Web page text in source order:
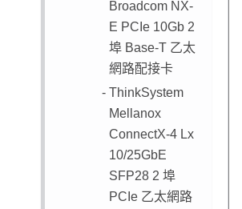
Broadcom NX-
E PCIe 10Gb 2
埠 Base-T 乙太
網路配接卡
ThinkSystem
Mellanox
ConnectX-4 Lx
10/25GbE
SFP28 2 埠
PCIe 乙太網路